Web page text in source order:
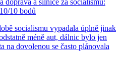
10 bodů
socialismu vypadala úplně jinak
méně aut, dálnic bylo jen
na dovolenou se často plánovala